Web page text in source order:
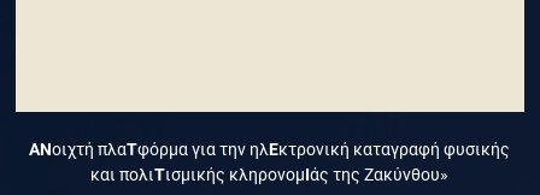
ΑΝοιχτή πλαΤφόρμα για την ηλΕκτρονική καταγραφή φυσικής
και πολιΤισμικής κληρονομΙάς της Ζακύνθου»